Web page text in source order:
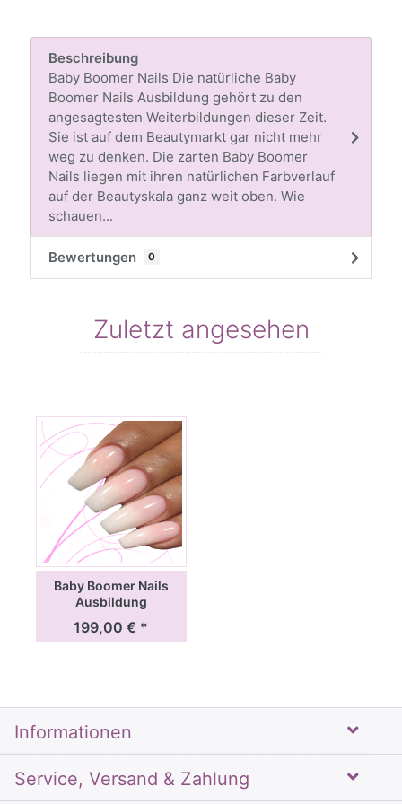
Beschreibung
Baby Boomer Nails Die natürliche Baby
Boomer Nails Ausbildung gehört zu den
angesagtesten Weiterbildungen dieser Zeit.
Sie ist auf dem Beautymarkt gar nicht mehr
weg zu denken. Die zarten Baby Boomer
Nails liegen mit ihren natürlichen Farbverlauf
auf der Beautyskala ganz weit oben. Wie
schauen...
Bewertungen 0
Zuletzt angesehen
Baby Boomer Nails
Ausbildung
199,00 € *
Informationen
Service, Versand & Zahlung